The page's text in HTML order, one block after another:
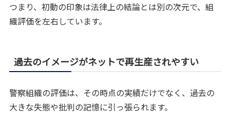
つまり、初動の印象は法律上の結論とは別の次元で、組
織評価を左右しています。
過去のイメージがネットで再生産されやすい
警察組織の評価は、その時点の実績だけでなく、過去の
大きな失態や批判の記憶に引っ張られます。